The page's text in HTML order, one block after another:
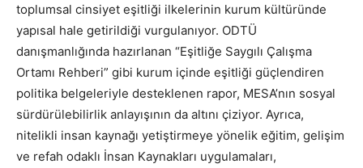
toplumsal cinsiyet eşitliği ilkelerinin kurum kültüründe
yapısal hale getirildiği vurgulanıyor. ODTÜ
danışmanlığında hazırlanan “Eşitliğe Saygılı Çalışma
Ortamı Rehberi” gibi kurum içinde eşitliği güçlendiren
politika belgeleriyle desteklenen rapor, MESA’nın sosyal
sürdürülebilirlik anlayışının da altını çiziyor. Ayrıca,
nitelikli insan kaynağı yetiştirmeye yönelik eğitim, gelişim
ve refah odaklı İnsan Kaynakları uygulamaları,